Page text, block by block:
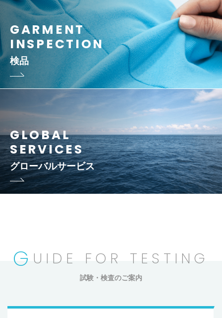
GARMENT
INSPECTION
検品
GLOBAL
SERVICES
グローバルサービス
G UIDE FOR TESTING
試験・検査のご案内